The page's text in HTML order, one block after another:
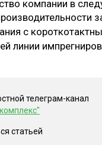
компании в
с
линии
телеграм-канал
статьей